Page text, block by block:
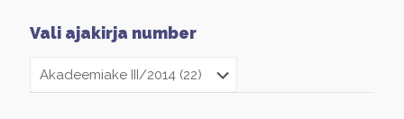
Vali ajakirja number